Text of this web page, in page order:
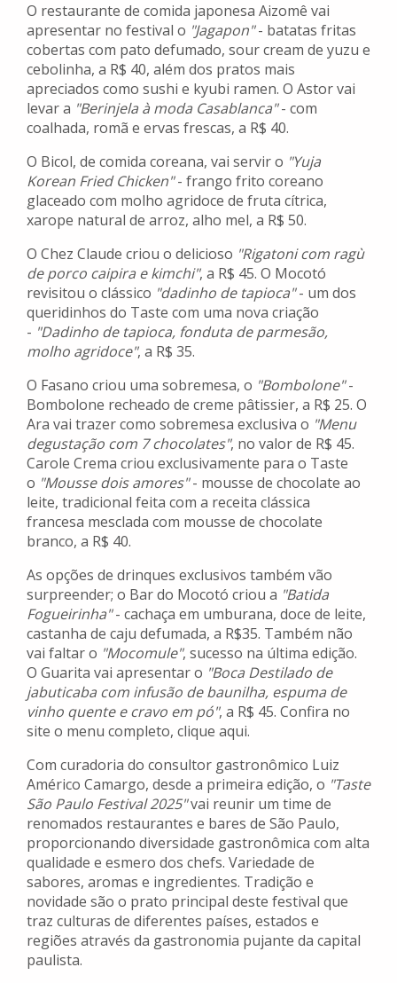
O restaurante de comida japonesa Aizomê vai
apresentar no festival o "Jagapon"- batatas fritas
cobertas com pato defumado, sour cream de yuzu e
cebolinha, a R$ 40, além dos pratos mais
apreciados como sushi e kyubi ramen. O Astor vai
levar a "Berinjela à moda Casablanca"- com
coalhada, romã e ervas frescas, a R$ 40.
O Bicol, de comida coreana, vai servir o "Yuja
Korean Fried Chicken"- frango frito coreano
glaceado com molho agridoce de fruta cítrica,
xarope natural de arroz, alho mel, a R$ 50.
O Chez Claude criou o delicioso "Rigatoni com ragù
de porco caipira e kimchi", a R$ 45. O Mocotó
revisitou o clássico "dadinho de tapioca"- um dos
queridinhos do Taste com uma nova criação
- "Dadinho de tapioca, fonduta de parmesão,
molho agridoce", a R$ 35.
O Fasano criou uma sobremesa, o "Bombolone"-
Bombolone recheado de creme pâtissier, a R$ 25. O
Ara vai trazer como sobremesa exclusiva o "Menu
degustação com 7 chocolates", no valor de R$ 45.
Carole Crema criou exclusivamente para o Taste
o "Mousse dois amores"- mousse de chocolate ao
leite, tradicional feita com a receita clássica
francesa mesclada com mousse de chocolate
branco, a R$ 40.
As opções de drinques exclusivos também vão
surpreender; o Bar do Mocotó criou a "Batida
Fogueirinha"- cachaça em umburana, doce de leite,
castanha de caju defumada, a R$35. Também não
vai faltar o "Mocomule", sucesso na última edição.
O Guarita vai apresentar o "Boca Destilado de
jabuticaba com infusão de baunilha, espuma de
vinho quente e cravo em pó", a R$ 45. Confira no
site o menu completo, clique aqui.
Com curadoria do consultor gastronômico Luiz
Américo Camargo, desde a primeira edição, o "Taste
São Paulo Festival 2025"vai reunir um time de
renomados restaurantes e bares de São Paulo,
proporcionando diversidade gastronômica com alta
qualidade e esmero dos chefs. Variedade de
sabores, aromas e ingredientes. Tradição e
novidade são o prato principal deste festival que
traz culturas de diferentes países, estados e
regiões através da gastronomia pujante da capital
paulista.